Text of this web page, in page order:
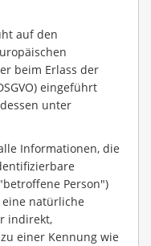
auf den
beim Erlass der
eingeführt
unter
Informationen, die
Person")
natürliche
indirekt,
einer Kennung wie